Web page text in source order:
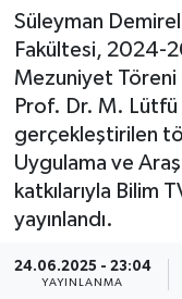
Süleyman
Fakültesi, 2024-
Mezuniyet Töreni
Prof. Dr. M. Lütfü
gerçekleştirilen
Uygulama ve
katkılarıyla Bilim
yayınlandı.
24.06.2025 - 23:04
YAYINLANMA
BİLİM VE
EĞİTİM
GENEL
İlginç
Tüm
Son Dakika
Haber Arşivi